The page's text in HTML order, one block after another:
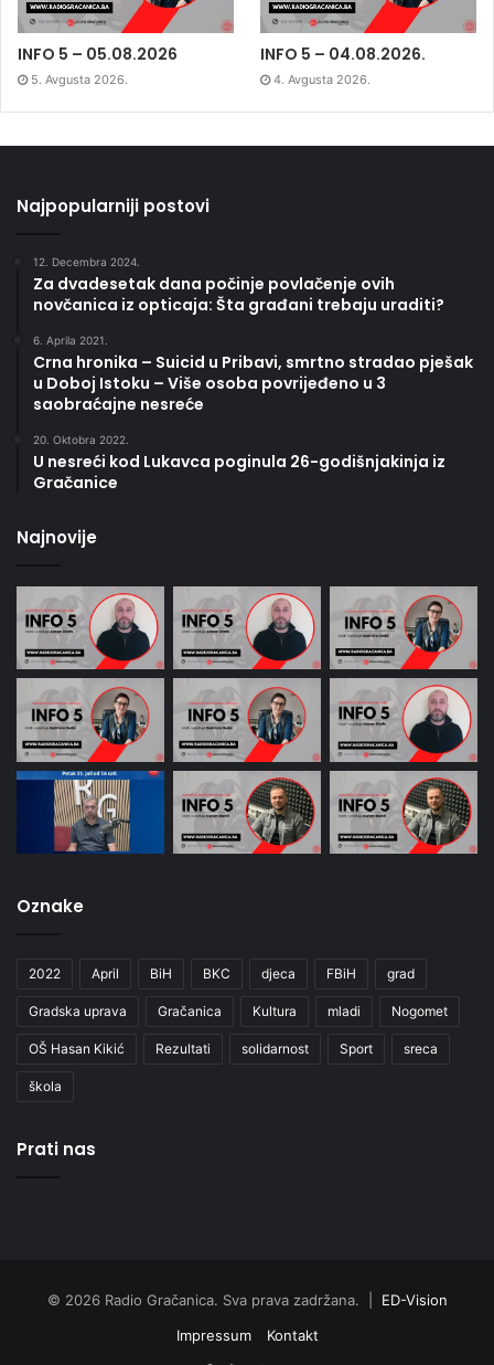
INFO 5 – 05.08.2026
5. Avgusta 2026.
INFO 5 – 04.08.2026.
4. Avgusta 2026.
Najpopularniji postovi
12. Decembra 2024.
Za dvadesetak dana počinje povlačenje ovih
novčanica iz opticaja: Šta građani trebaju uraditi?
6. Aprila 2021.
Crna hronika – Suicid u Pribavi, smrtno stradao pješak
u Doboj Istoku – Više osoba povrijeđeno u 3
saobraćajne nesreće
20. Oktobra 2022.
U nesreći kod Lukavca poginula 26-godišnjakinja iz
Gračanice
Najnovije
Oznake
2022 April BiH BKC djeca FBiH grad
Gradska uprava Gračanica Kultura mladi Nogomet
OŠ Hasan Kikić Rezultati solidarnost Sport sreca
škola
Prati nas
© 2026 Radio Gračanica. Sva prava zadržana. | ED-Vision
Impressum
Kontakt